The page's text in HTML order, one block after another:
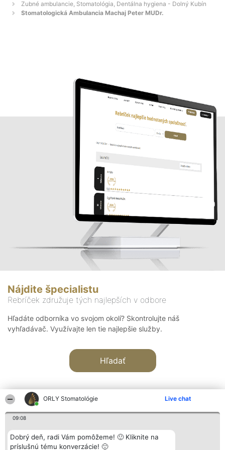
ORLY Stomatológie Live chat
09:08
Dobrý deň, radi Vám pomôžeme! 🙂 Kliknite na
príslušnú tému konverzácie! 🙂
Zubné ambulancie, Stomatológia, Dentálna hygiena - Dolný Kubín
Stomatologická Ambulancia Machaj Peter MUDr.
Nájdite špecialistu
Rebríček združuje tých najlepších v odbore
Hľadáte odborníka vo svojom okolí? Skontrolujte náš
vyhľadávač. Využívajte len tie najlepšie služby.
Hľadať
Organizátor hodnotenia
Bright Side Solutions sp. z o.
Hodnotenie
Laureáti
Kontakt
Kontakt